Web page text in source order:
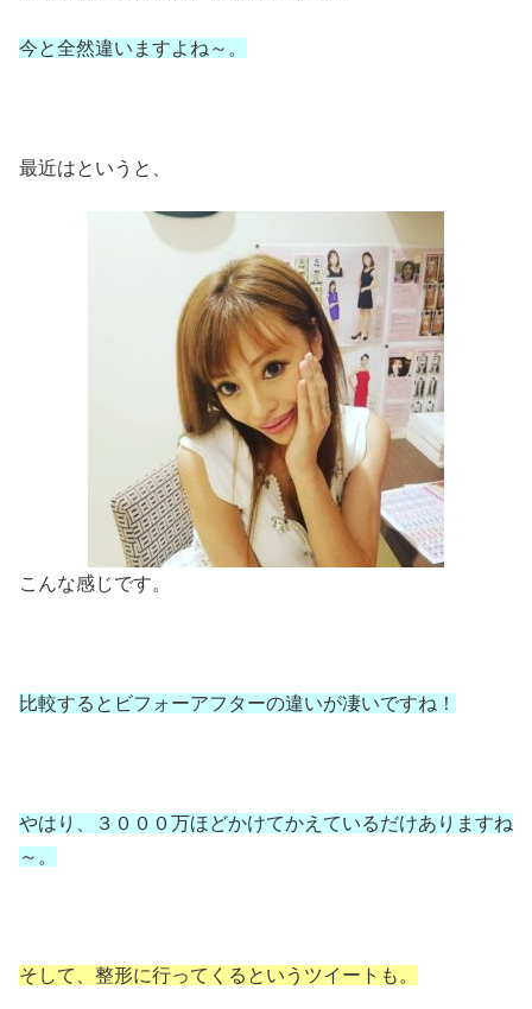
今と全然違いますよね～。
最近はというと、
こんな感じです。
比較するとビフォーアフターの違いが凄いですね！
やはり、３０００万ほどかけてかえているだけありますね
～。
そして、整形に行ってくるというツイートも。